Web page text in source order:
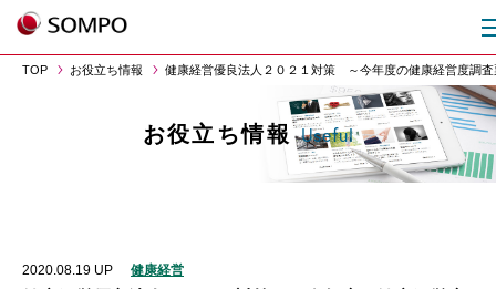
TOP お役立ち情報 健康経営優良法人２０２１対策 ～今年度の健康経営度調
お役立ち情報Useful
2020.08.19 UP 健康経営